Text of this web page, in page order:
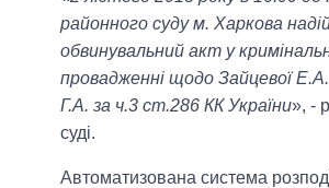
районного суду м. Харкова
обвинувальний акт у
провадженні щодо Зайцевої
Г.А. за ч.3 ст.286 КК України», -
суді.
Автоматизована система